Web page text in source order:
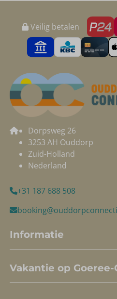
Veilig betalen
Dorpsweg 26
3253 AH Ouddorp
Zuid-Holland
Nederland
+31 187 688 508
Informatie
Vakantie op